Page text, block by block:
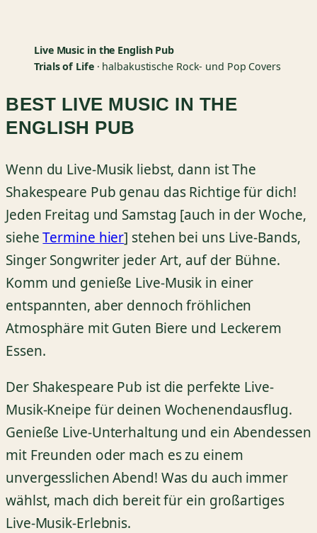
Live Music in the English Pub
Trials of Life· halbakustische Rock- und Pop Covers
BEST LIVE MUSIC IN THE
ENGLISH PUB
Wenn du Live-Musik liebst, dann ist The
Shakespeare Pub genau das Richtige für dich!
Jeden Freitag und Samstag [auch in der Woche,
sieheTermine hier] stehen bei uns Live-Bands,
Singer Songwriter jeder Art, auf der Bühne.
Komm und genieße Live-Musik in einer
entspannten, aber dennoch fröhlichen
Atmosphäre mit Guten Biere und Leckerem
Essen.
Der Shakespeare Pub ist die perfekte Live-
Musik-Kneipe für deinen Wochenendausflug.
Genieße Live-Unterhaltung und ein Abendessen
mit Freunden oder mach es zu einem
unvergesslichen Abend! Was du auch immer
wählst, mach dich bereit für ein großartiges
Live-Musik-Erlebnis.